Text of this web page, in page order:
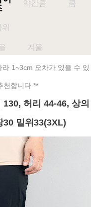
약간큼 큼
겨울
1~3cm 오차가 있을 수 있
천합니다 **
허리 44-46, 상의
30 밑위33(3XL)